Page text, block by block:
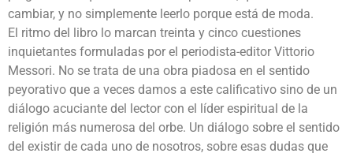
cambiar, y no simplemente leerlo porque está de moda.
El ritmo del libro lo marcan treinta y cinco cuestiones
inquietantes formuladas por el periodista-editor Vittorio
Messori. No se trata de una obra piadosa en el sentido
peyorativo que a veces damos a este calificativo sino de un
diálogo acuciante del lector con el líder espiritual de la
religión más numerosa del orbe. Un diálogo sobre el sentido
del existir de cada uno de nosotros, sobre esas dudas que